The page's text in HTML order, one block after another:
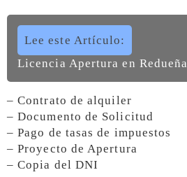
Lee este Artículo:
Licencia Apertura en Redueña
– Contrato de alquiler
– Documento de Solicitud
– Pago de tasas de impuestos
– Proyecto de Apertura
– Copia del DNI